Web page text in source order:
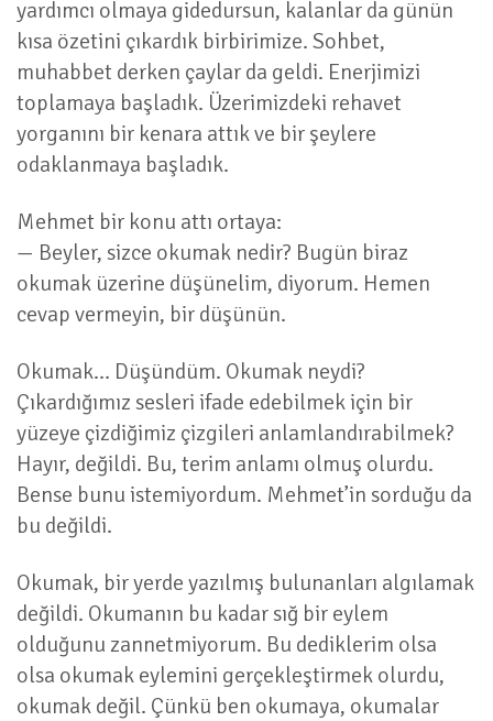
yardımcı olmaya gidedursun, kalanlar da günün
kısa özetini çıkardık birbirimize. Sohbet,
muhabbet derken çaylar da geldi. Enerjimizi
toplamaya başladık. Üzerimizdeki rehavet
yorganını bir kenara attık ve bir şeylere
odaklanmaya başladık.
Mehmet bir konu attı ortaya:
— Beyler, sizce okumak nedir? Bugün biraz
okumak üzerine düşünelim, diyorum. Hemen
cevap vermeyin, bir düşünün.
Okumak… Düşündüm. Okumak neydi?
Çıkardığımız sesleri ifade edebilmek için bir
yüzeye çizdiğimiz çizgileri anlamlandırabilmek?
Hayır, değildi. Bu, terim anlamı olmuş olurdu.
Bense bunu istemiyordum. Mehmet’in sorduğu da
bu değildi.
Okumak, bir yerde yazılmış bulunanları algılamak
değildi. Okumanın bu kadar sığ bir eylem
olduğunu zannetmiyorum. Bu dediklerim olsa
olsa okumak eylemini gerçekleştirmek olurdu,
okumak değil. Çünkü ben okumaya, okumalar